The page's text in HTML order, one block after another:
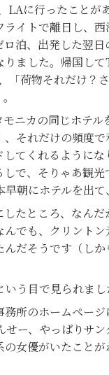
に行ったことが
イトで離日し、
泊、出発した翌
ました。帰国し
荷物それだけ？
ニカの同じホテ
それだけの頻度
てくれるように
で、そりゃあ観
朝にホテルを出
たところ、なん
でも、クリント
だそうです（し
う目で見られまし
所のホームペー
ー、やっぱりサ
女優がいたこと